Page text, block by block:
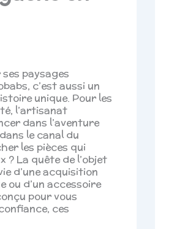
paysages
c’est aussi un
unique. Pour les
l’artisanat
dans l’aventure
le canal du
les pièces qui
La quête de l’objet
d’une acquisition
ou d’un accessoire
pour vous
ces